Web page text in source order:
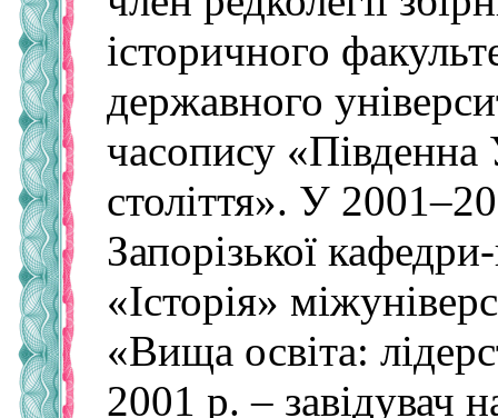
історичного
державного
часопису
століття». У
Запорізької
«Історія»
«Вища освіта:
2001 р. – за­ві­ду­вач